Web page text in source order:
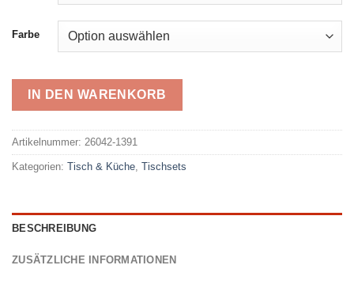
Farbe
IN DEN WARENKORB
Artikelnummer: 26042-1391
Kategorien: Tisch & Küche, Tischsets
BESCHREIBUNG
ZUSÄTZLICHE INFORMATIONEN